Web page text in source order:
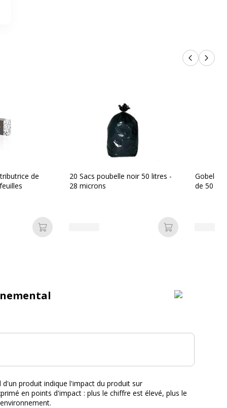
Produits
de
Ajouter au panier
20 Sacs poubelle noir 50 litres -
28 microns
Ajouter au
de 50
:
produit indique l'impact du produit sur
en points d'impact : plus le chiffre est élevé, plus le